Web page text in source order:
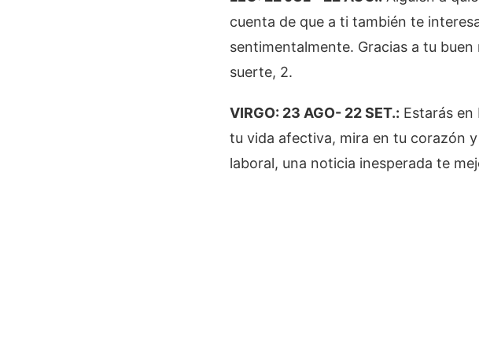
cuenta de que a ti también te
sentimentalmente. Gracias a tu
suerte, 2.
VIRGO: 23 AGO- 22 SET.: Estarás
tu vida afectiva, mira en tu corazón
laboral, una noticia inesperada te